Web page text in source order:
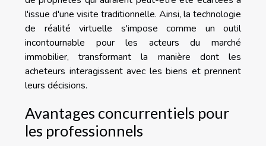
l'issue d'une visite traditionnelle. Ainsi, la technologie
de réalité virtuelle s'impose comme un outil
incontournable pour les acteurs du marché
immobilier, transformant la manière dont les
acheteurs interagissent avec les biens et prennent
leurs décisions.
Avantages concurrentiels pour
les professionnels